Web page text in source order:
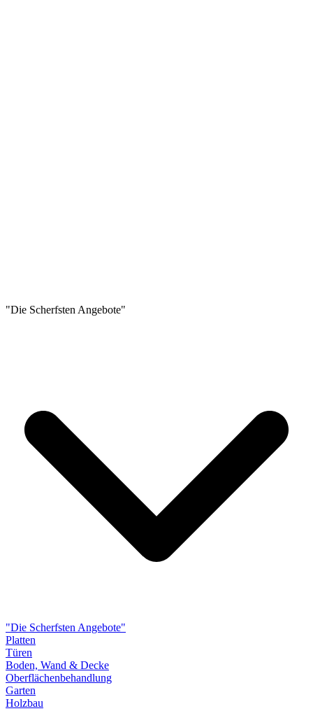
"Die Scherfsten Angebote"
"Die Scherfsten Angebote"
Platten
Türen
Boden, Wand & Decke
Oberflächenbehandlung
Garten
Holzbau